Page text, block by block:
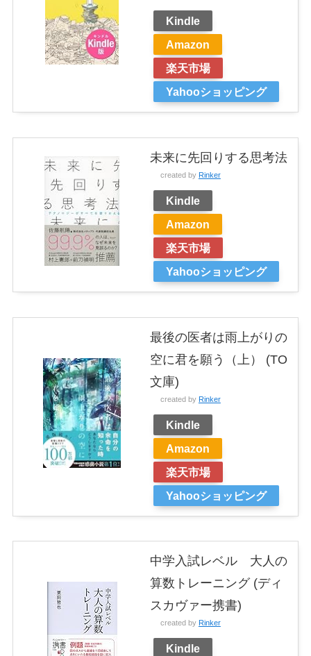
Kindle
Amazon
楽天市場
Yahooショッピング
未来に先回りする思考法
created by Rinker
Kindle
Amazon
楽天市場
Yahooショッピング
最後の医者は雨上がりの
空に君を願う（上） (TO
文庫)
created by Rinker
Kindle
Amazon
楽天市場
Yahooショッピング
中学入試レベル 大人の
算数トレーニング (ディ
スカヴァー携書)
created by Rinker
Kindle